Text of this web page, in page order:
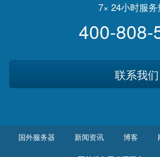
7× 24小时服务
400-808-
联系我们
国外服务器 新闻资讯 博客